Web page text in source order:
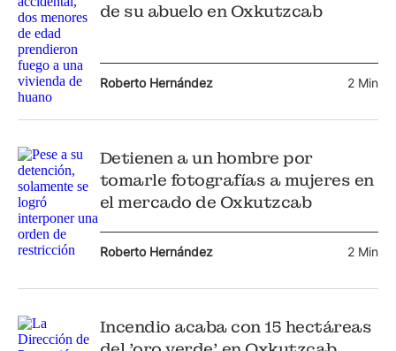
de su abuelo en Oxkutzcab
Roberto Hernández 2 Min
Detienen a un hombre por
tomarle fotografías a mujeres en
el mercado de Oxkutzcab
Roberto Hernández 2 Min
Incendio acaba con 15 hectáreas